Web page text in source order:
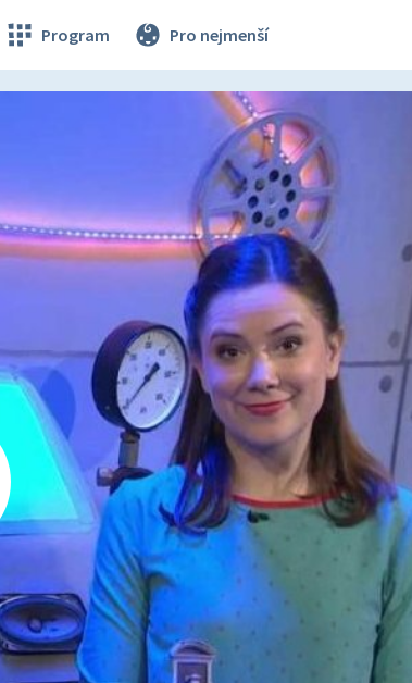
Program Pro nejmenší